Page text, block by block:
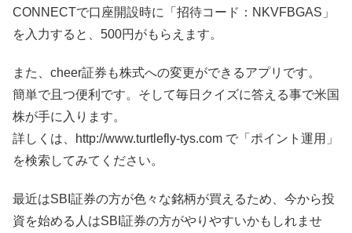
CONNECTで口座開設時に「招待コード：NKVFBGAS」
を入力すると、500円がもらえます。
また、cheer証券も株式への変更ができるアプリです。
簡単で且つ便利です。そして毎日クイズに答える事で米国
株が手に入ります。
詳しくは、http://www.turtlefly-tys.com で「ポイント運用」
を検索してみてください。
最近はSBI証券の方が色々な銘柄が買えるため、今から投
資を始める人はSBI証券の方がやりやすいかもしれませ